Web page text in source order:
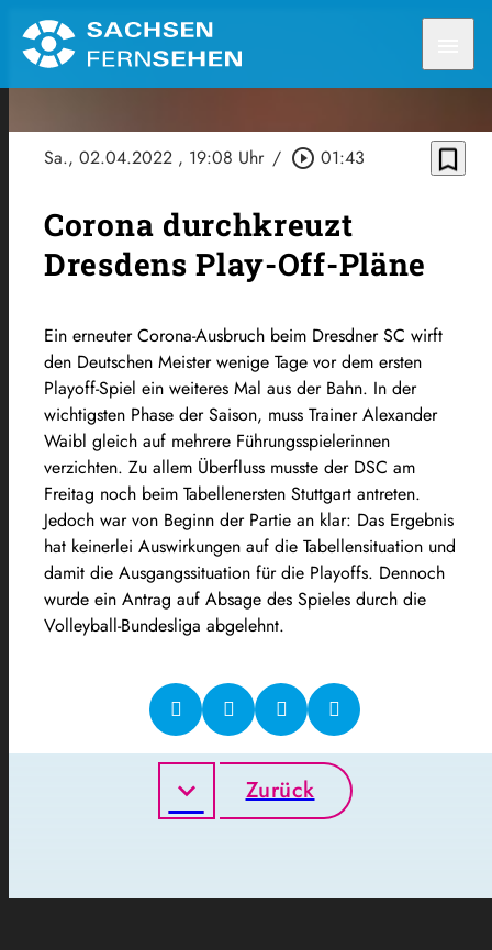
Sa., 02.04.2022 , 19:08 Uhr / play_circle_outline 01:43 bookmark_border
Corona durchkreuzt
Dresdens Play-Off-Pläne
Ein erneuter Corona-Ausbruch beim Dresdner SC wirft
den Deutschen Meister wenige Tage vor dem ersten
Playoff-Spiel ein weiteres Mal aus der Bahn. In der
wichtigsten Phase der Saison, muss Trainer Alexander
Waibl gleich auf mehrere Führungsspielerinnen
verzichten. Zu allem Überfluss musste der DSC am
Freitag noch beim Tabellenersten Stuttgart antreten.
Jedoch war von Beginn der Partie an klar: Das Ergebnis
hat keinerlei Auswirkungen auf die Tabellensituation und
damit die Ausgangssituation für die Playoffs. Dennoch
wurde ein Antrag auf Absage des Spieles durch die
Volleyball-Bundesliga abgelehnt.
Zurück